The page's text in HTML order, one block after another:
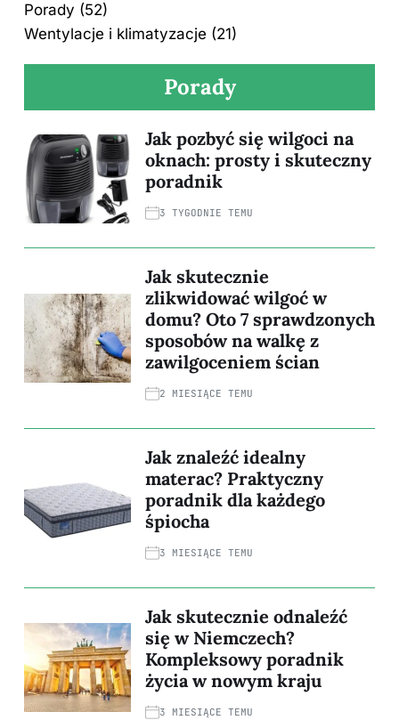
Porady (52)
Wentylacje i klimatyzacje (21)
Porady
Jak pozbyć się wilgoci na
oknach: prosty i skuteczny
poradnik
3 TYGODNIE TEMU
Jak skutecznie
zlikwidować wilgoć w
domu? Oto 7 sprawdzonych
sposobów na walkę z
zawilgoceniem ścian
2 MIESIĄCE TEMU
Jak znaleźć idealny
materac? Praktyczny
poradnik dla każdego
śpiocha
3 MIESIĄCE TEMU
Jak skutecznie odnaleźć
się w Niemczech?
Kompleksowy poradnik
życia w nowym kraju
3 MIESIĄCE TEMU